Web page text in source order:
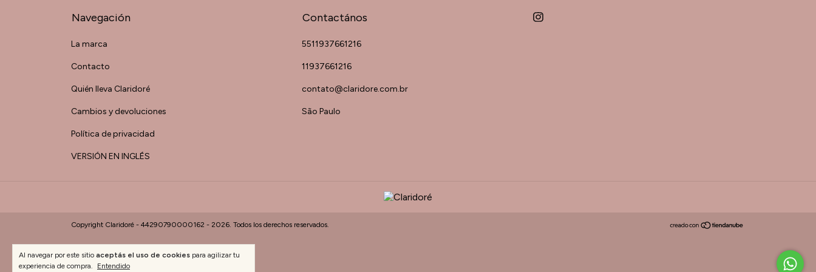
Al navegar por este sitio aceptás el uso de cookies para agilizar tu
experiencia de compra.
Entendido
Navegación
La marca
Contacto
Quién lleva Claridoré
Cambios y devoluciones
Política de privacidad
VERSIÓN EN INGLÉS
Contactános
5511937661216
11937661216
contato@claridore.com.br
São Paulo
Copyright Claridoré - 44290790000162 - 2026. Todos los derechos reservados.